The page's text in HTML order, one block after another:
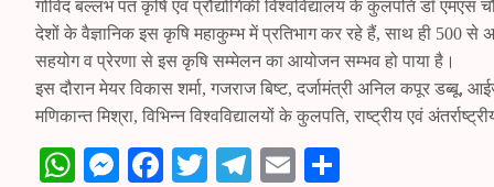
गोविंद बल्लभ पंत कृषि एवं प्रौद्योगिकी विश्वविद्यालय के कुलपति डॉ
देशों के वैज्ञानिक इस कृषि महाकुम्भ में प्रतिभाग कर रहे हैं, साथ ही 500
सहयोग व प्रेरणा से इस कृषि सम्मेलन का आयोजन सम्भव हो पाया है।
इस दौरान मेयर विकास शर्मा, गजराज बिष्ट, दर्जामंत्री अनिल कपूर डब्बू,
मणिकान्त मिश्रा, विभिन्न विश्वविद्यालयों के कुलपति, राष्ट्रीय एवं
W
M
Fa T
Te
E